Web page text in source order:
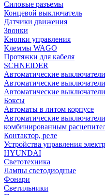
Силовые разъемы
Концевой выключатель
Датчики движения
Звонки
Кнопки управления
Клеммы WAGO
Протяжки для кабеля
SCHNEIDER
Автоматические
Автоматические
Автоматические
Боксы
Автоматы в литом корпусе
Автоматические
комбинированным
Контактор, реле
Устройства управления
HYUNDAI
Светотехника
Лампы светодиодные
Фонари
Светильники